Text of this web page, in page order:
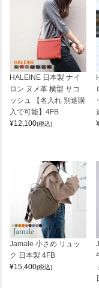
HALEINE 日本製 ナイ
ロン ヌメ革 横型 サコ
ッシュ 【名入れ 別途購
入で可能】4FB
¥12,100(税込)
Jamale 小さめ リュッ
ク 日本製 4FB
¥15,400(税込)